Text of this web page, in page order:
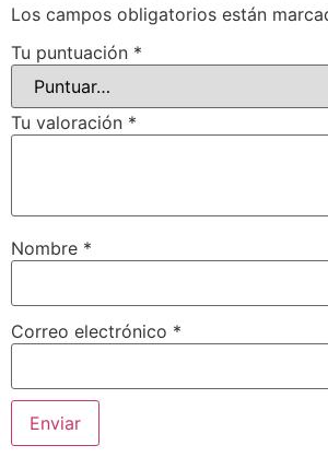
Los campos obligatorios están
Tu puntuación *
Tu valoración *
Nombre *
Correo electrónico *